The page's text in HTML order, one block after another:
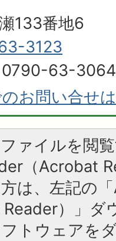
133番地6
3123
0790-63-3064
お問い合せ
ァイルを閲
（Acrobat
は、左記の
）」ダ
トウェアを